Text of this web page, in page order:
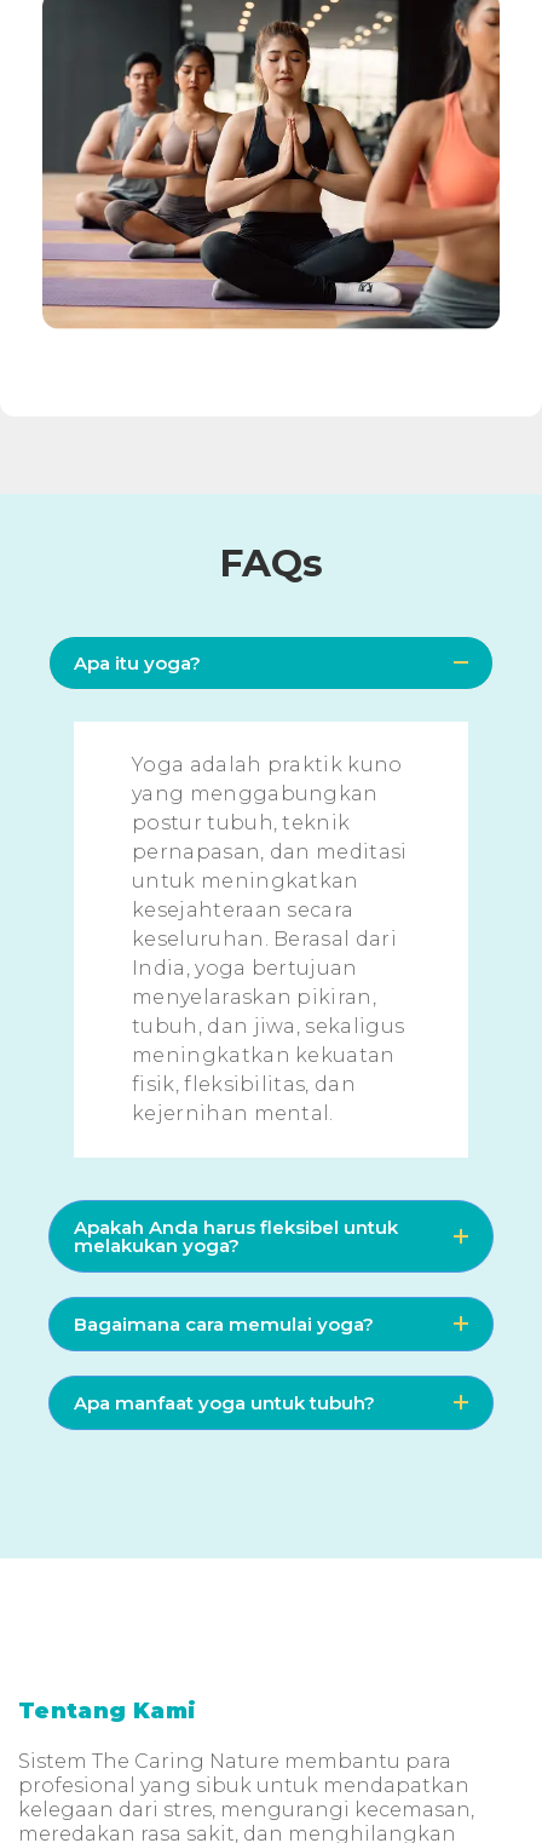
FAQs
Apa itu yoga?
Yoga adalah praktik kuno
yang menggabungkan
postur tubuh, teknik
pernapasan, dan meditasi
untuk meningkatkan
kesejahteraan secara
keseluruhan. Berasal dari
India, yoga bertujuan
menyelaraskan pikiran,
tubuh, dan jiwa, sekaligus
meningkatkan kekuatan
fisik, fleksibilitas, dan
kejernihan mental.
Apakah Anda harus fleksibel untuk
melakukan yoga?
Bagaimana cara memulai yoga?
Apa manfaat yoga untuk tubuh?
Tentang Kami
Sistem The Caring Nature membantu para
profesional yang sibuk untuk mendapatkan
kelegaan dari stres, mengurangi kecemasan,
meredakan rasa sakit, dan menghilangkan